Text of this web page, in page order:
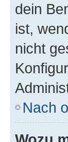
dein
ist,
nicht
Nach